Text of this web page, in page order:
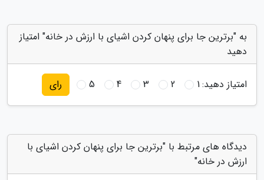
به "برترین جا برای پنهان کردن اشیای با ارزش در خانه" امتیاز
دهید
امتیاز دهید:1
2
3
4
5 رای
دیدگاه های مرتبط با "برترین جا برای پنهان کردن اشیای با
ارزش در خانه"